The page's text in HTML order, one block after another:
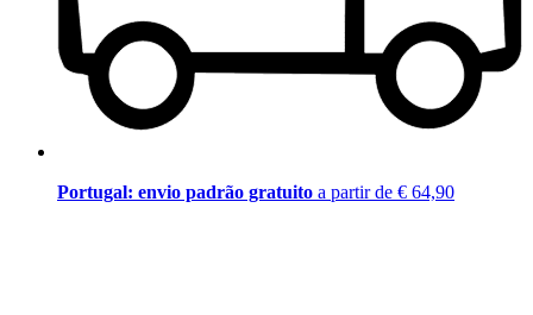
Portugal: envio padrão gratuito a partir de € 64,90